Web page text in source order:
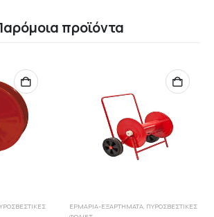
προϊόντα
ΕΡΜΆΡΙΑ-ΕΞΑΡΤΉΜΑΤΑ ΠΥΡΟΣΒΕΣΤΙΚΈΣ